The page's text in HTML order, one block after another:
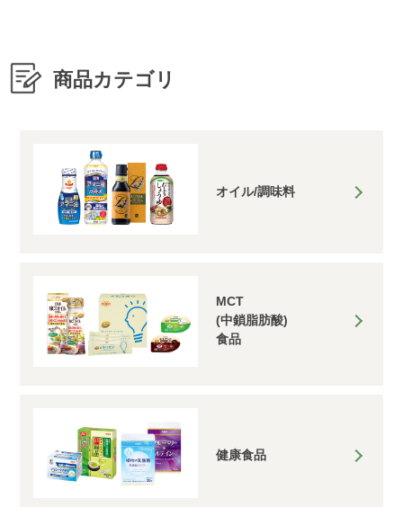
商品カテゴリ
オイル/調味料
MCT
(中鎖脂肪酸)
食品
健康食品